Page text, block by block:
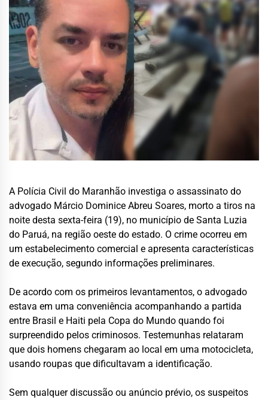
A Polícia Civil do Maranhão investiga o assassinato do
advogado Márcio Dominice Abreu Soares, morto a tiros na
noite desta sexta-feira (19), no município de Santa Luzia
do Paruá, na região oeste do estado. O crime ocorreu em
um estabelecimento comercial e apresenta características
de execução, segundo informações preliminares.
De acordo com os primeiros levantamentos, o advogado
estava em uma conveniência acompanhando a partida
entre Brasil e Haiti pela Copa do Mundo quando foi
surpreendido pelos criminosos. Testemunhas relataram
que dois homens chegaram ao local em uma motocicleta,
usando roupas que dificultavam a identificação.
Sem qualquer discussão ou anúncio prévio, os suspeitos